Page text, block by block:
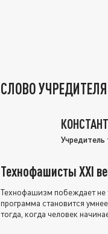
СЛОВО УЧРЕДИТЕЛЯ
Учредитель
Технофашисты XXI
Технофашизм побеждает не
программа становится
тогда, когда человек